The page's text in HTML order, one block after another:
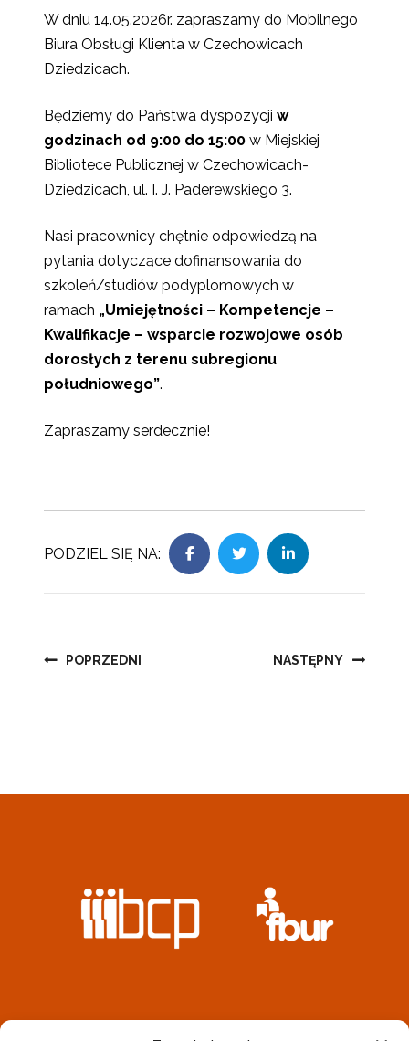
W dniu 14.05.2026r. zapraszamy do Mobilnego
Biura Obsługi Klienta w Czechowicach
Dziedzicach.
Będziemy do Państwa dyspozycji w
godzinach od 9:00 do 15:00 w Miejskiej
Bibliotece Publicznej w Czechowicach-
Dziedzicach, ul. I. J. Paderewskiego 3.
Nasi pracownicy chętnie odpowiedzą na
pytania dotyczące dofinansowania do
szkoleń/studiów podyplomowych w
ramach „Umiejętności – Kompetencje –
Kwalifikacje – wsparcie rozwojowe osób
dorosłych z terenu subregionu
południowego”.
Zapraszamy serdecznie!
PODZIEL SIĘ NA:
Nawigacja
POPRZEDNI NASTĘPNY
REALIZATOREM PROJEKTU JEST STOWARZYSZENIE